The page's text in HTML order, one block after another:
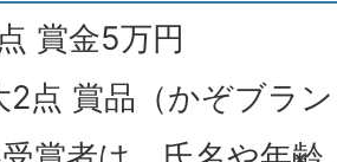
賞金5万円
2点 賞品（かぞブラ